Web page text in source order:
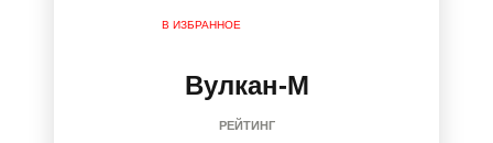
В ИЗБРАННОЕ
Вулкан-М
РЕЙТИНГ